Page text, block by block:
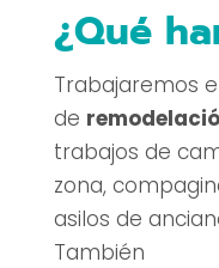
¿Qué
Trabajaremos
de
trabajos de
zona,
asilos de
También